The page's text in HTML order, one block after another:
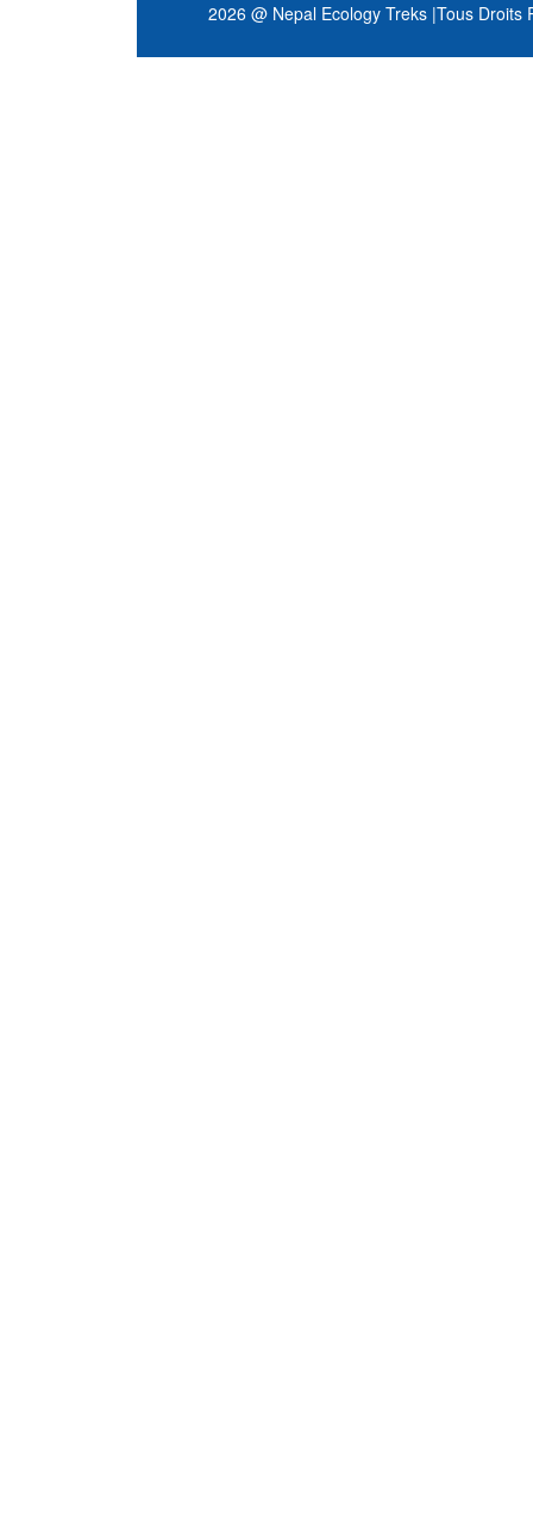
2026 @ Nepal Ecology Treks |Tous Droits